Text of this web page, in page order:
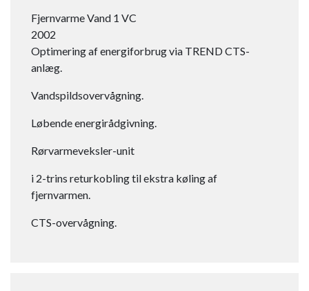
Fjernvarme Vand 1 VC​
2002
Optimering af energiforbrug via TREND CTS-
anlæg.
Vandspildsovervågning.
Løbende energirådgivning.
Rørvarmeveksler-unit
i 2-trins returkobling til ekstra køling af
fjernvarmen.
CTS-overvågning.​